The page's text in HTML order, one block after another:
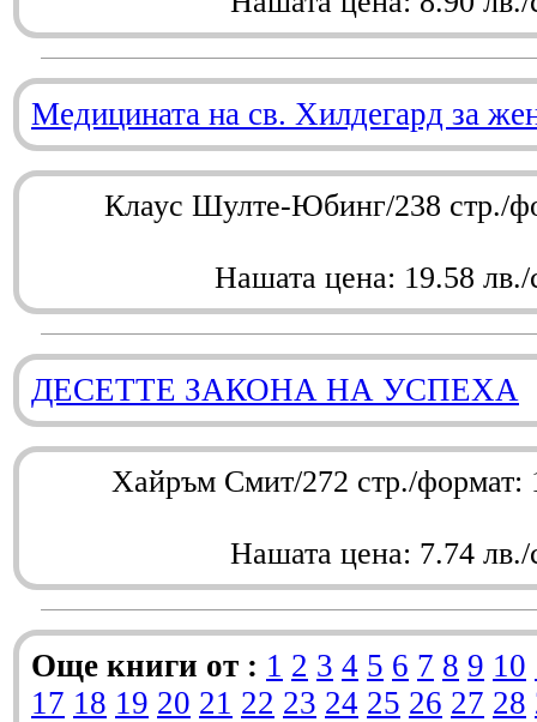
Медицината на св. Хилдегард за
Клаус Шулте-Юбинг/238 стр./
Нашата цена: 19.58 лв./
ДЕСЕТТЕ ЗАКОНА НА УСПЕХА
Хайръм Смит/272 стр./
Нашата цена: 7.74 лв./
Още книги от : 1 2 3 4 5 6 7 8 9 10
17 18 19 20 21 22 23 24 25 26 27 28